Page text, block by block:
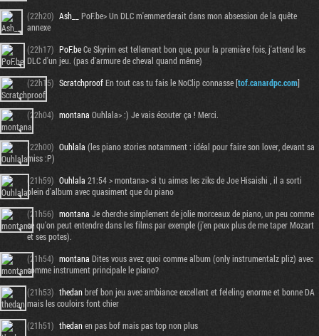
(22h20) Ash__
PoF.be> Un DLC m'emmerderait dans mon absession de la quête
annexe
(22h17) PoF.beCe Skyrim est tellement bon que, pour la première fois, j'attend les
DLC d'un jeu. (pas d'armure de cheval quand même)
(22h15) ScratchproofEn tout cas tu fais le NoClip connasse [tof.canardpc.com]
(22h04) montana Ouhlala> :) Je vais écouter ça ! Merci.
(22h00) Ouhlala (les piano stories notamment : idéal pour faire son lover, devant sa
miss :P)
(21h59) Ouhlala 21:54 > montana> si tu aimes les ziks de Joe Hisaishi , il a sorti
plein d'album avec quasiment que du piano
(21h56) montana Je cherche simplement de jolie morceaux de piano, un peu comme
ce qu'on peut entendre dans les films par exemple (j'en peux plus de me taper Mozart
et ses potes).
(21h54) montana Dites vous avez quoi comme album (only instrumentalz pliz) avec
comme instrument principale le piano?
(21h53) thedanbref bon jeu avec ambiance excellent et feleling enorme et bonne DA
mais les couloirs font chier
(21h51) thedanen pas bof mais pas top non plus
Tribune